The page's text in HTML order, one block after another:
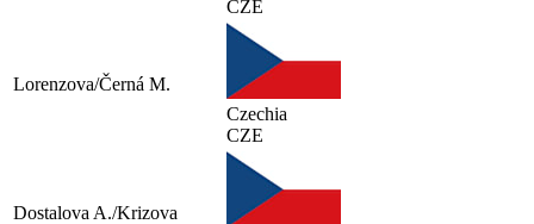
CZE
Lorenzova/Černá M.
Czechia
CZE
Dostalova A./Krizova